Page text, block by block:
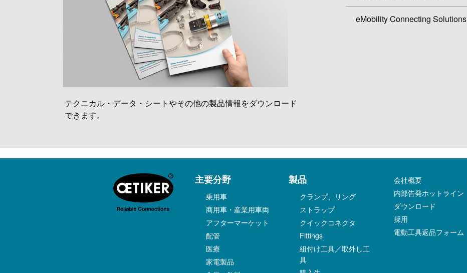
テクニカル・データ・シートやその他の製品情報をダウンロード
できます。
eMobility Connecting Solutions
主要分野
乗用車
商用車・産業用車両
アフターマーケット
配管
医療
家電製品
製品
クランプ、リング
ストラップ
クイックコネクタ
Fittings
組付け工具／取外し工
具
会社概要
内部告発ホットライン
ダウンロード
採用
電動工具返品フォーム